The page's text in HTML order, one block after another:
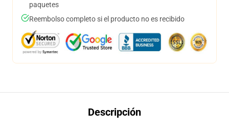
paquetes
Reembolso completo si el producto no es recibido
Descripción